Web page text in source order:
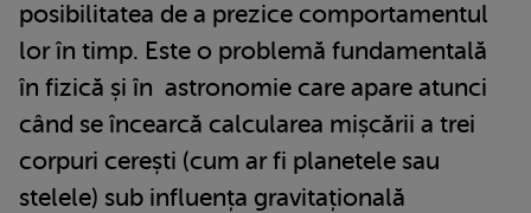
posibilitatea de a prezice comportamentul
lor în timp. Este o problemă fundamentală
în fizică și în astronomie care apare atunci
când se încearcă calcularea mișcării a trei
corpuri cerești (cum ar fi planetele sau
stelele) sub influența gravitațională